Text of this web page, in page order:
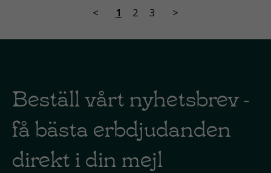
< 1 2 3 >
Beställ vårt nyhetsbrev -
få bästa erbdjudanden
direkt i din mejl